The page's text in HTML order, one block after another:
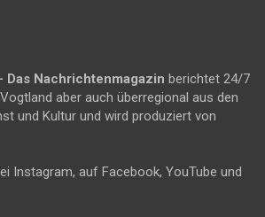
- Das Nachrichtenmagazin berichtet 24/7
aber auch überregional aus den
und Kultur und wird produziert von
Instagram, auf Facebook, YouTube und